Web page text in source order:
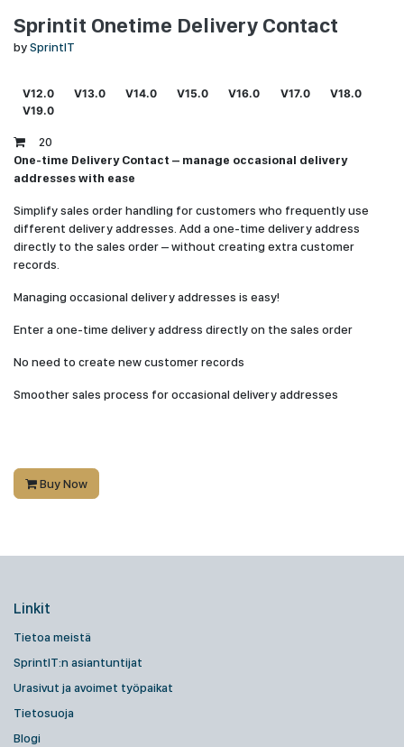
Sprintit Onetime Delivery Contact
bySprintIT
V12.0 V13.0 V14.0 V15.0 V16.0 V17.0
V18.0
V19.0
20
One-time Delivery Contact – manage occasional delivery
addresses with ease
Simplify sales order handling for customers who frequently use
different delivery addresses. Add a one-time delivery address
directly to the sales order – without creating extra customer
records.
Managing occasional delivery addresses is easy!
Enter a one-time delivery address directly on the sales order
No need to create new customer records
Smoother sales process for occasional delivery addresses
Buy Now
Linkit
Tietoa meistä
SprintIT:n asiantuntijat
Urasivut ja avoimet työpaikat
Tietosuoja
Blogi